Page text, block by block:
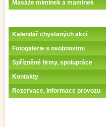
Masáže miminek a maminek
Kalendář chystaných akcí
Fotogalerie s osobnostmi
Spřízněné firmy, spolupráce
Kontakty
Rezervace, informace provozu